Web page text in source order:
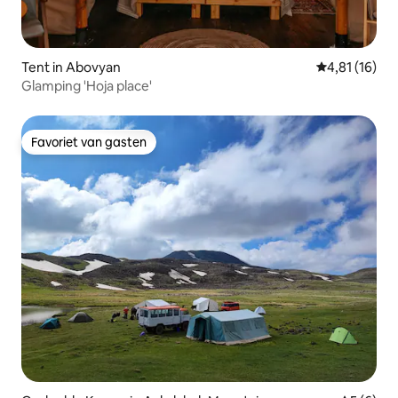
Tent in Abovyan Gemiddelde
4,81 (16)
Glamping 'Hoja place'
Favoriet van gasten
Favoriet van gasten